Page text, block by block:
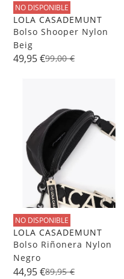
NO DISPONIBLE
LOLA CASADEMUNT
Bolso Shooper Nylon
Beig
49,95 €99,00 €
NO DISPONIBLE
LOLA CASADEMUNT
Bolso Riñonera Nylon
Negro
44,95 €89,95 €